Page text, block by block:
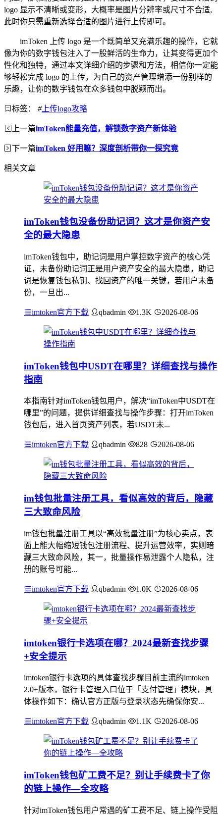
logo 显示不清晰或变形，大概率是图片分辨率或尺寸不合适,
此时你只需重新选择合适的图片进行上传即可。
imToken 上传 logo 是一个既简单又充满乐趣的操作，它就
像为你的数字钱包注入了一股鲜活的生命力，让其变得更加个
性化和独特，通过本文详细介绍的步骤和方法，相信你一定能
够轻松完成 logo 的上传，为自己的资产管理增添一份别样的
乐趣，让你的数字钱包在众多钱包中脱颖而出。
标签： #上传logo攻略
上一篇imToken能量充值，解锁数字资产新体验
下一篇imToken 好用嘛？深度剖析带你一探究竟
相关文章
imToken钱包没备份助记词？这才是你资产安
全的最大隐患
imToken钱包中，助记词是用户掌控数字资产的核心凭
证，未备份助记词正是用户资产安全的最大隐患，助记
词是恢复钱包私钥、找回资产的唯一关键，若用户未备
份，一旦出...
imtoken官方下载 qbadmin 1.3K 2026-08-06
imToken钱包中USDT在哪里？详细查找与操作
指南
本指南针对imToken钱包用户，解决“imToken中USDT在
哪里”的问题，提供详细查找与操作步骤：打开imToken
钱包后，进入首页资产列表，若USDT未...
imtoken官方下载 qbadmin 828 2026-08-06
im钱包批量注册工具，看似高效的背后，隐藏
三大致命风险
im钱包批量注册工具以“高效批量注册”为核心卖点，表
面上能大幅缩短钱包注册流程、提升运营效率，实则暗
藏三大致命风险，其一，批量操作易泄露个人隐私，注
册的账号可能...
imtoken官方下载 qbadmin 1.0K 2026-08-06
imtoken银行卡选项在哪？2024最新查找步骤
+安全提示
imtoken银行卡选项的具体查找步骤目前主流的imtoken
2.0+版本，银行卡管理入口位于「支付管理」模块，具
体操作如下：确认官方正版与登录状态先确保你安...
imtoken官方下载 qbadmin 1.1K 2026-08-06
imToken钱包矿工费不足？别让手续费卡了你
的链上操作—全攻略
针对imToken钱包用户常遇的矿工费不足、链上操作受阻